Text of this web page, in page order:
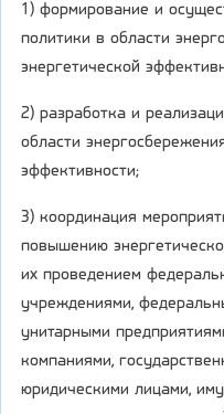
1) формирование и
политики в области
энергетической
2) разработка и
области
эффективности;
3) координация
повышению
их проведением
учреждениями,
унитарными
компаниями,
юридическими лицами,